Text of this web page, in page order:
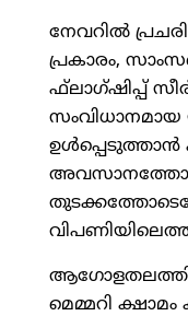
നേവറില്‍
പ്രകാരം,
ഫ്‌ലാഗ്ഷിപ്പ്
ഉള്‍പ്പെടുത്താന്‍
മെമ്മറി